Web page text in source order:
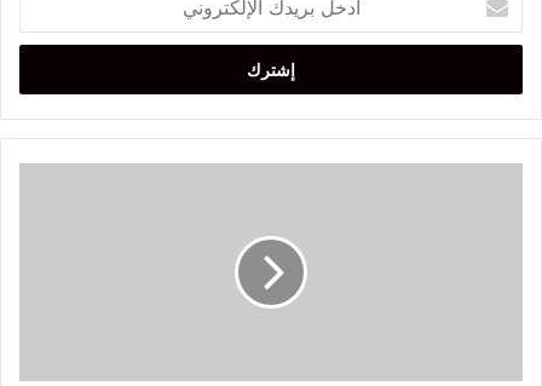
بريدك
الإلكتروني